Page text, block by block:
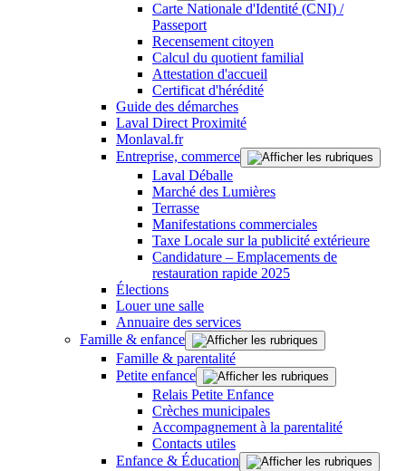
Carte Nationale d'Identité (CNI) /
Passeport
Recensement citoyen
Calcul du quotient familial
Attestation d'accueil
Certificat d'hérédité
Guide des démarches
Laval Direct Proximité
Monlaval.fr
Entreprise, commerce
Laval Déballe
Marché des Lumières
Terrasse
Manifestations commerciales
Taxe Locale sur la publicité extérieure
Candidature – Emplacements de
restauration rapide 2025
Élections
Louer une salle
Annuaire des services
Famille & enfance
Famille & parentalité
Petite enfance
Relais Petite Enfance
Crèches municipales
Accompagnement à la parentalité
Contacts utiles
Enfance & Éducation